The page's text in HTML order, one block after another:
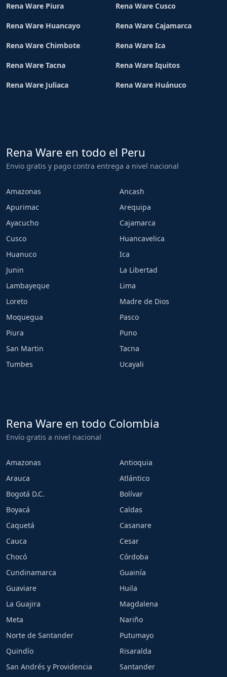
Rena Ware Piura Rena Ware Cusco
Rena Ware Huancayo Rena Ware Cajamarca
Rena Ware Chimbote Rena Ware Ica
Rena Ware Tacna Rena Ware Iquitos
Rena Ware Juliaca Rena Ware Huánuco
Rena Ware en todo el Peru
Envio gratis y pago contra entrega a nivel nacional
Amazonas
Ancash
Apurimac
Arequipa
Ayacucho
Cajamarca
Cusco
Huancavelica
Huanuco
Ica
Junin
La Libertad
Lambayeque
Lima
Loreto
Madre de Dios
Moquegua
Pasco
Piura
Puno
San Martin
Tacna
Tumbes
Ucayali
Rena Ware en todo Colombia
Envío gratis a nivel nacional
Amazonas
Antioquia
Arauca
Atlántico
Bogotá D.C.
Bolívar
Boyacá
Caldas
Caquetá
Casanare
Cauca
Cesar
Chocó
Córdoba
Cundinamarca
Guainía
Guaviare
Huila
La Guajira
Magdalena
Meta
Nariño
Norte de Santander
Putumayo
Quindío
Risaralda
San Andrés y Providencia
Santander